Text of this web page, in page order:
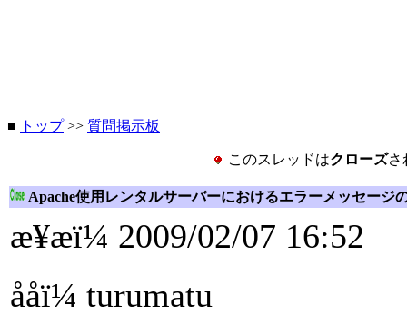
■ トップ>> 質問掲示板
このスレッドはクローズさ
Apache使用レンタルサーバーにおけるエラーメッセージ
æ¥æï¼ 2009/02/07 16:52
ååï¼ turumatu